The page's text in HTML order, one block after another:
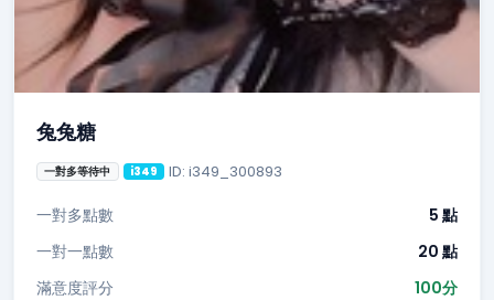
兔兔糖
一對多等待中 i349 ID: i349_300893
一對多點數
5 點
一對一點數
20 點
滿意度評分
100分